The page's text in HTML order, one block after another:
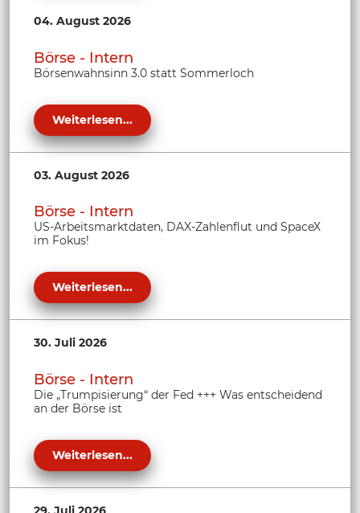
04. August 2026
Börse - Intern
Börsenwahnsinn 3.0 statt Sommerloch
Weiterlesen...
03. August 2026
Börse - Intern
US-Arbeitsmarktdaten, DAX-Zahlenflut und SpaceX
im Fokus!
Weiterlesen...
30. Juli 2026
Börse - Intern
Die „Trumpisierung“ der Fed +++ Was entscheidend
an der Börse ist
Weiterlesen...